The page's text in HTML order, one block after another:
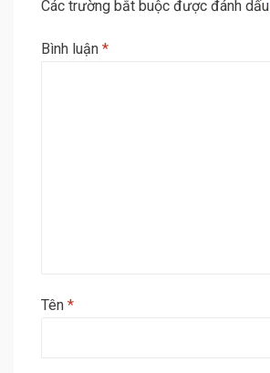
Các trường bắt buộc được đánh dấu
Bình luận *
Tên *